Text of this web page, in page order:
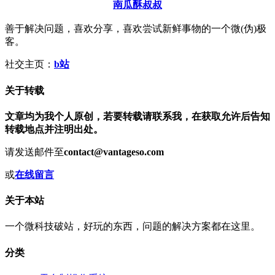
南瓜酥叔叔
善于解决问题，喜欢分享，喜欢尝试新鲜事物的一个微(伪)极
客。
社交主页： b站
关于转载
文章均为我个人原创，若要转载请联系我，在获取允许后告知
转载地点并注明出处。
请发送邮件至contact@vantageso.com
或在线留言
关于本站
一个微科技破站，好玩的东西，问题的解决方案都在这里。
分类